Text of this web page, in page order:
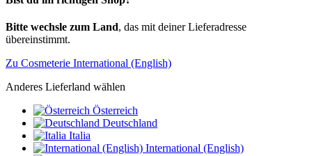
Bitte wechsle zum Land, das mit deiner Lieferadresse
übereinstimmt.
Zu Cosmeterie International (English)
Anderes Lieferland wählen
Österreich
Deutschland
Italia
International (English)